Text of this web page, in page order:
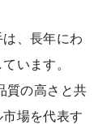
、長年にわ
います。
質の高さと共
場を代表す